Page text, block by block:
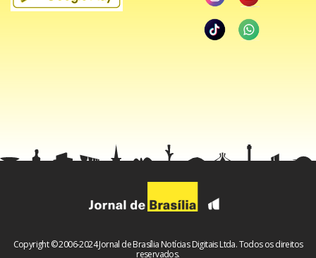
Copyright © 2006-2024 Jornal de Brasília Notícias Digitais Ltda. Todos os direitos
reservados.